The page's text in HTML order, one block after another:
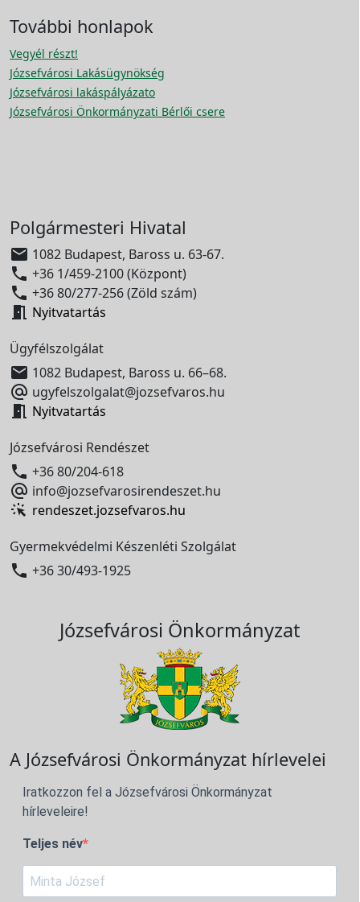
További honlapok
Vegyél részt!
Józsefvárosi Lakásügynökség
Józsefvárosi lakáspályázato
Józsefvárosi Önkormányzati Bérlői csere
Polgármesteri Hivatal
 1082 Budapest, Baross u. 63-67.
 +36 1/459-2100 (Központ)
 +36 80/277-256 (Zöld szám)
 Nyitvatartás
Ügyfélszolgálat
 1082 Budapest, Baross u. 66–68.
 ugyfelszolgalat@jozsefvaros.hu
 Nyitvatartás
Józsefvárosi Rendészet
 +36 80/204-618
 info@jozsefvarosirendeszet.hu
rendeszet.jozsefvaros.hu
Gyermekvédelmi Készenléti Szolgálat
 +36 30/493-1925
Józsefvárosi Önkormányzat
A Józsefvárosi Önkormányzat hírlevelei
Iratkozzon fel a Józsefvárosi Önkormányzat
hírleveleire!
Teljes név